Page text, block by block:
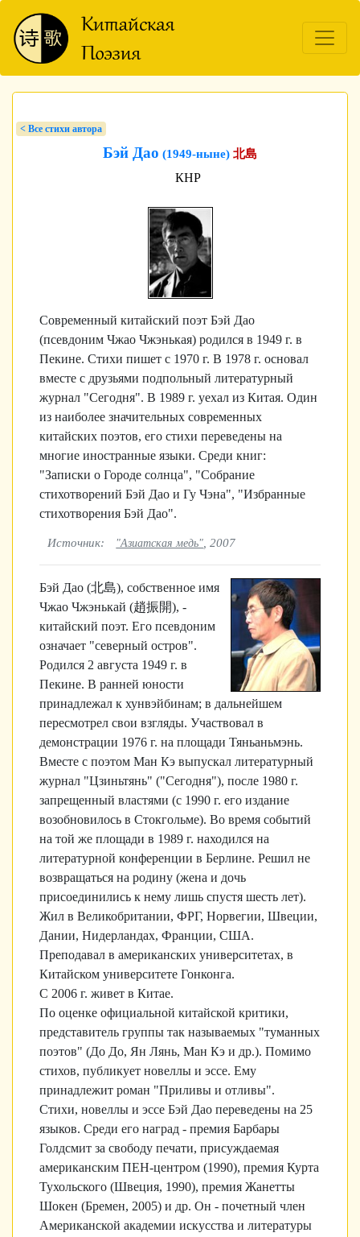
< Bсе стихи автора
Бэй Дао (1949-ныне) 北島
КНР
Современный китайский поэт Бэй Дао
(псевдоним Чжао Чжэнькая) родился в 1949 г. в
Пекине. Стихи пишет с 1970 г. В 1978 г. основал
вместе с друзьями подпольный литературный
журнал "Сегодня". В 1989 г. уехал из Китая. Один
из наиболее значительных современных
китайских поэтов, его стихи переведены на
многие иностранные языки. Среди книг:
"Записки о Городе солнца", "Собрание
стихотворений Бэй Дао и Гу Чэна", "Избранные
стихотворения Бэй Дао".
Источник: "Азиатская медь" , 2007
Бэй Дао (北島),собственное имя
Чжао Чжэнькай (趙振開), -
китайский поэт. Его псевдоним
означает "северный остров".
Родился 2 августа 1949 г. в
Пекине. В ранней юности
принадлежал к хунвэйбинам; в дальнейшем
пересмотрел свои взгляды. Участвовал в
демонстрации 1976 г. на площади Тяньаньмэнь.
Вместе с поэтом Ман Кэ выпускал литературный
журнал "Цзиньтянь" ("Сегодня"), после 1980 г.
запрещенный властями (с 1990 г. его издание
возобновилось в Стокгольме). Во время событий
на той же площади в 1989 г. находился на
литературной конференции в Берлине. Решил не
возвращаться на родину (жена и дочь
присоединились к нему лишь спустя шесть лет).
Жил в Великобритании, ФРГ, Норвегии, Швеции,
Дании, Нидерландах, Франции, США.
Преподавал в американских университетах, в
Китайском университете Гонконга.
С 2006 г. живет в Китае.
По оценке официальной китайской критики,
представитель группы так называемых "туманных
поэтов" (До До, Ян Лянь, Ман Кэ и др.). Помимо
стихов, публикует новеллы и эссе. Ему
принадлежит роман "Приливы и отливы".
Стихи, новеллы и эссе Бэй Дао переведены на 25
языков. Среди его наград - премия Барбары
Голдсмит за свободу печати, присуждаемая
американским ПЕН-центром (1990), премия Курта
Тухольского (Швеция, 1990), премия Жанетты
Шокен (Бремен, 2005) и др. Он - почетный член
Американской академии искусства и литературы